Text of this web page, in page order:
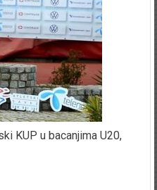
KUP u bacanjima U20,